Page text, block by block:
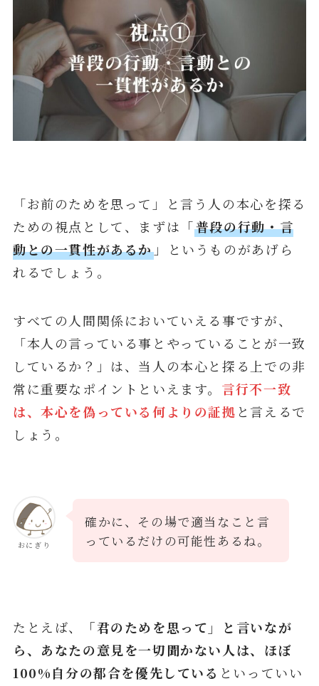
「お前のためを思って」と言う人の本心を探る
ための視点として、まずは「普段の行動・言
動との一貫性があるか 」というものがあげら
れるでしょう。
すべての人間関係においていえる事ですが、
「本人の言っている事とやっていることが一致
しているか？」は、当人の本心と探る上での非
常に重要なポイントといえます。 言行不一致
は、本心を偽っている何よりの証拠 と言えるで
しょう。
おにぎり
確かに、その場で適当なこと言
っているだけの可能性あるね。
たとえば、
「君のためを思って」と言いなが
ら、あなたの意見を一切聞かない人は、ほぼ
100%自分の都合を優先している といっていい